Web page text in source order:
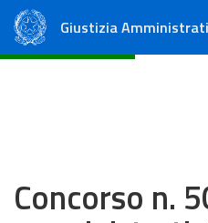
Giustizia
Concorso n.